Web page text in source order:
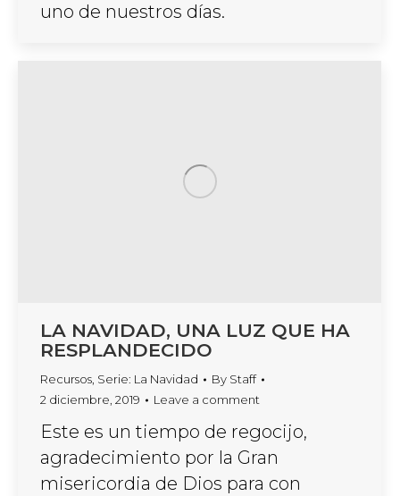
uno de nuestros días.
LA NAVIDAD, UNA LUZ QUE HA
RESPLANDECIDO
Recursos Serie: La Navidad By Staff
2 diciembre, 2019
Leave a comment
Este es un tiempo de regocijo,
agradecimiento por la Gran
misericordia de Dios para con